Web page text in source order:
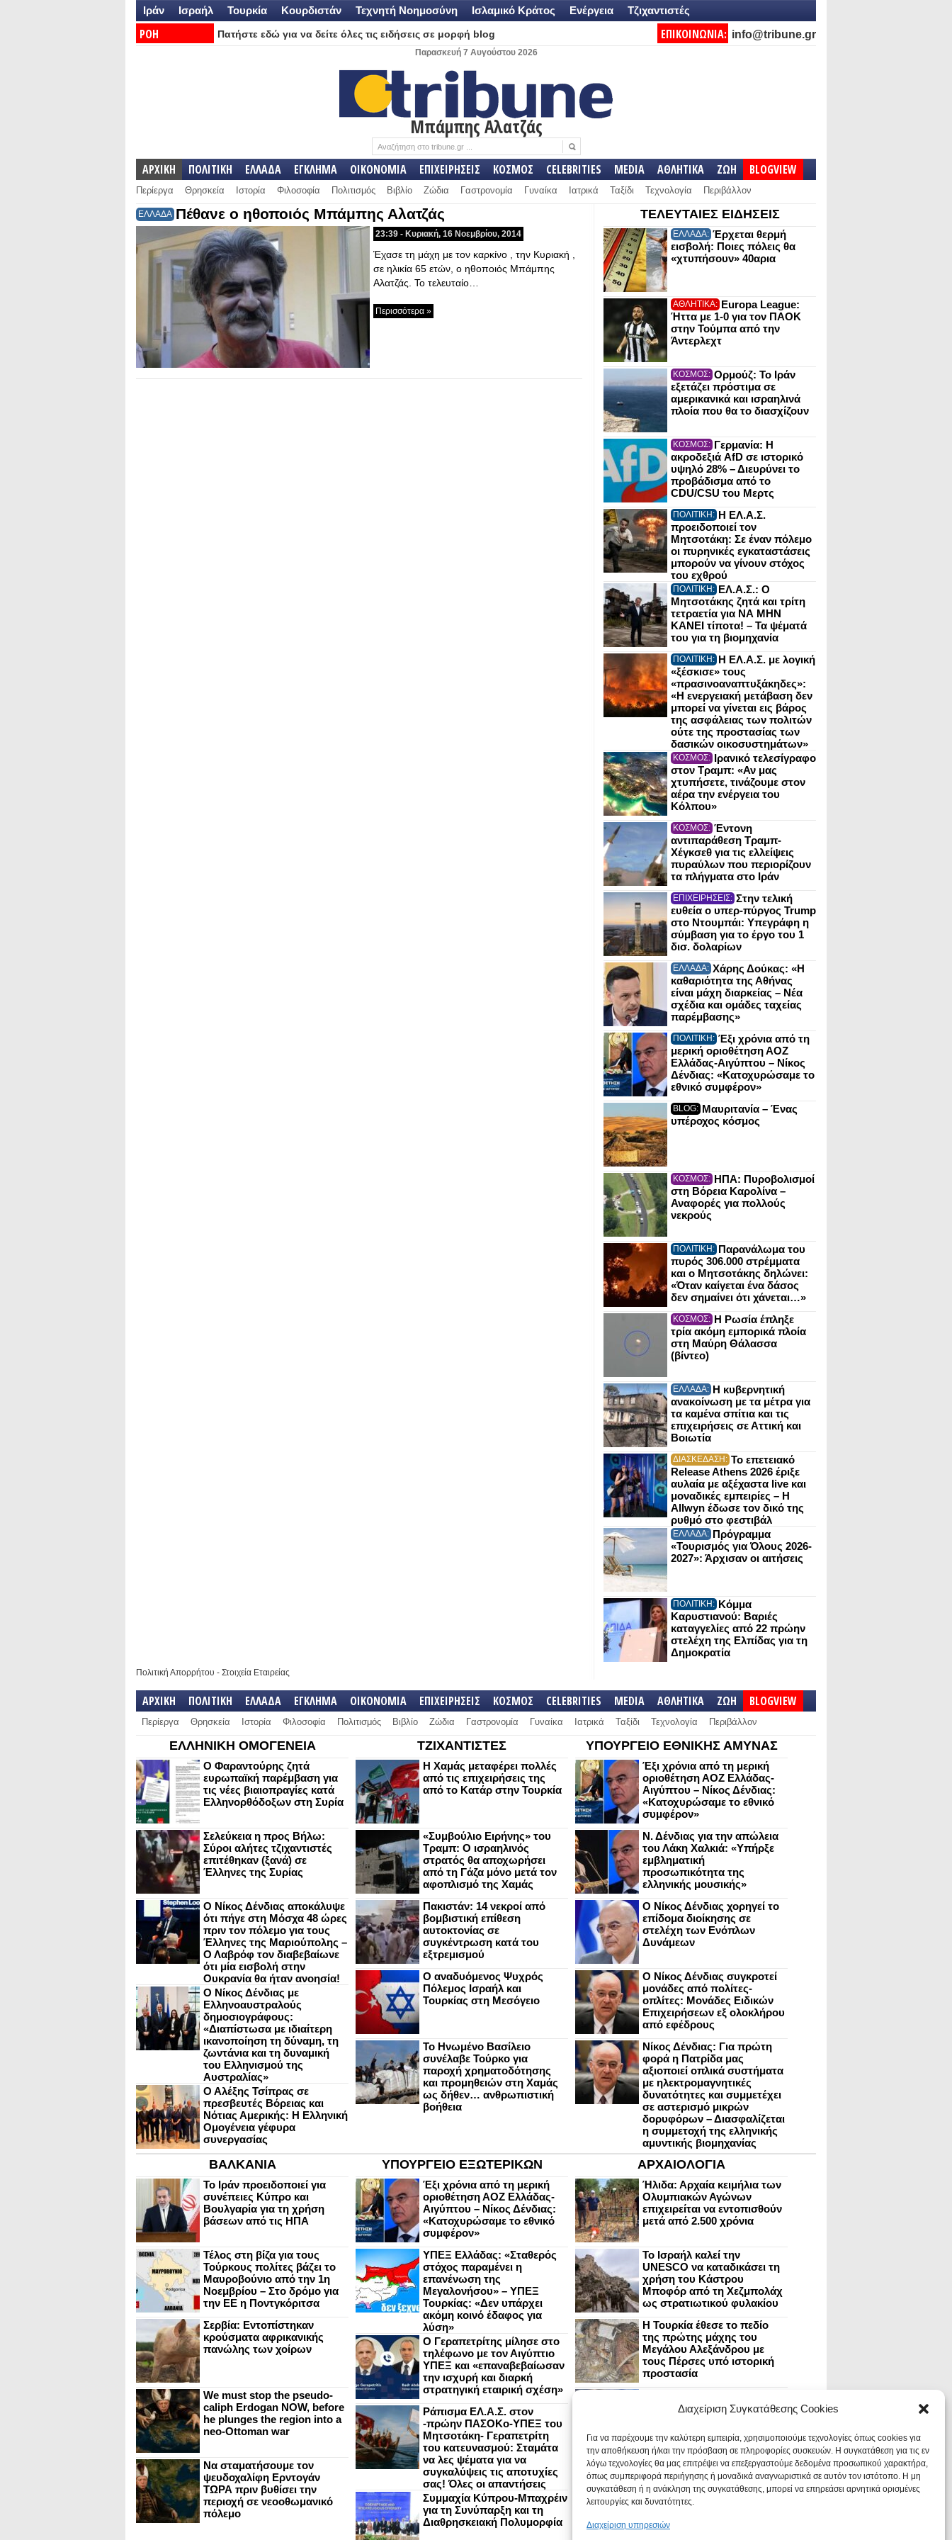
Διαχείριση Συγκατάθεσης Cookies
Για να παρέχουμε την καλύτερη εμπειρία, χρησιμοποιούμε τεχνολογίες όπως cookies για
την αποθήκευση ή/και την πρόσβαση σε πληροφορίες συσκευών. Η συγκατάθεση για τις εν
λόγω τεχνολογίες θα μας επιτρέψει να επεξεργαστούμε δεδομένα προσωπικού χαρακτήρα,
όπως συμπεριφορά περιήγησης ή μοναδικά αναγνωριστικά σε αυτόν τον ιστότοπο. Η μη
συγκατάθεση ή η ανάκληση της συγκατάθεσης, μπορεί να επηρεάσει αρνητικά ορισμένες
λειτουργίες και δυνατότητες.
Διαχείριση υπηρεσιών
Ιράν Ισραήλ Τουρκία Κουρδιστάν Τεχνητή Νοημοσύνη Ισλαμικό Κράτος Ενέργεια Τζιχαντιστές
ΡΟΗ
Πατήστε εδώ για να δείτε όλες τις ειδήσεις σε μορφή blog ΕΠΙΚΟΙΝΩΝΙΑ: info@tribune.gr
Παρασκευή 7 Αυγούστου 2026
Μπάμπης Αλατζάς
ΑΡΧΙΚΗ ΠΟΛΙΤΙΚΗ ΕΛΛΑΔΑ ΕΓΚΛΗΜΑ ΟΙΚΟΝΟΜΙΑ ΕΠΙΧΕΙΡΗΣΕΙΣ ΚΟΣΜΟΣ CELEBRITIES MEDIA ΑΘΛΗΤΙΚΑ ΖΩΗ BLOGVIEW
Περίεργα Θρησκεία Ιστορία Φιλοσοφία Πολιτισμός Βιβλίο Ζώδια Γαστρονομία Γυναίκα Ιατρικά Ταξίδι Τεχνολογία Περιβάλλον
ΕΛΛΑΔΑ Πέθανε ο ηθοποιός Μπάμπης Αλατζάς
23:39 - Κυριακή, 16 Νοεμβρίου, 2014
Έχασε τη μάχη με τον καρκίνο , την Κυριακή ,
σε ηλικία 65 ετών, ο ηθοποιός Μπάμπης
Αλατζάς. Το τελευταίο…
Περισσότερα »
ΤΕΛΕΥΤΑΙΕΣ ΕΙΔΗΣΕΙΣ
ΕΛΛΑΔΑ: Έρχεται θερμή
εισβολή: Ποιες πόλεις θα
«χτυπήσουν» 40αρια
ΑΘΛΗΤΙΚΑ: Europa League:
Ήττα με 1-0 για τον ΠΑΟΚ
στην Τούμπα από την
Άντερλεχτ
ΚΟΣΜΟΣ: Ορμούζ: Το Ιράν
εξετάζει πρόστιμα σε
αμερικανικά και ισραηλινά
πλοία που θα το διασχίζουν
ΚΟΣΜΟΣ: Γερμανία: Η
ακροδεξιά AfD σε ιστορικό
υψηλό 28% – Διευρύνει το
προβάδισμα από το
CDU/CSU του Μερτς
ΠΟΛΙΤΙΚΗ: Η ΕΛ.Α.Σ.
προειδοποιεί τον
Μητσοτάκη: Σε έναν πόλεμο
οι πυρηνικές εγκαταστάσεις
μπορούν να γίνουν στόχος
του εχθρού
ΠΟΛΙΤΙΚΗ: ΕΛ.Α.Σ.: Ο
Μητσοτάκης ζητά και τρίτη
τετραετία για ΝΑ ΜΗΝ
ΚΑΝΕΙ τίποτα! – Τα ψέματά
του για τη βιομηχανία
ΠΟΛΙΤΙΚΗ: Η ΕΛ.Α.Σ. με λογική
«ξέσκισε» τους
«πρασινοαναπτυξάκηδες»:
«Η ενεργειακή μετάβαση δεν
μπορεί να γίνεται εις βάρος
της ασφάλειας των πολιτών
ούτε της προστασίας των
δασικών οικοσυστημάτων»
ΚΟΣΜΟΣ: Ιρανικό τελεσίγραφο
στον Τραμπ: «Αν μας
χτυπήσετε, τινάζουμε στον
αέρα την ενέργεια του
Κόλπου»
ΚΟΣΜΟΣ: Έντονη
αντιπαράθεση Τραμπ-
Χέγκσεθ για τις ελλείψεις
πυραύλων που περιορίζουν
τα πλήγματα στο Ιράν
ΕΠΙΧΕΙΡΗΣΕΙΣ: Στην τελική
ευθεία ο υπερ-πύργος Trump
στο Ντουμπάι: Υπεγράφη η
σύμβαση για το έργο του 1
δισ. δολαρίων
ΕΛΛΑΔΑ: Χάρης Δούκας: «Η
καθαριότητα της Αθήνας
είναι μάχη διαρκείας – Νέα
σχέδια και ομάδες ταχείας
παρέμβασης»
ΠΟΛΙΤΙΚΗ: Έξι χρόνια από τη
μερική οριοθέτηση ΑΟΖ
Ελλάδας-Αιγύπτου – Νίκος
Δένδιας: «Κατοχυρώσαμε το
εθνικό συμφέρον»
BLOG: Μαυριτανία – Ένας
υπέροχος κόσμος
ΚΟΣΜΟΣ: ΗΠΑ: Πυροβολισμοί
στη Βόρεια Καρολίνα –
Αναφορές για πολλούς
νεκρούς
ΠΟΛΙΤΙΚΗ: Παρανάλωμα του
πυρός 306.000 στρέμματα
και ο Μητσοτάκης δηλώνει:
«Όταν καίγεται ένα δάσος
δεν σημαίνει ότι χάνεται…»
ΚΟΣΜΟΣ: Η Ρωσία έπληξε
τρία ακόμη εμπορικά πλοία
στη Μαύρη Θάλασσα
(βίντεο)
ΕΛΛΑΔΑ: Η κυβερνητική
ανακοίνωση με τα μέτρα για
τα καμένα σπίτια και τις
επιχειρήσεις σε Αττική και
Βοιωτία
ΔΙΑΣΚΕΔΑΣΗ: Το επετειακό
Release Athens 2026 έριξε
αυλαία με αξέχαστα live και
μοναδικές εμπειρίες – Η
Allwyn έδωσε τον δικό της
ρυθμό στο φεστιβάλ
ΕΛΛΑΔΑ: Πρόγραμμα
«Τουρισμός για Όλους 2026-
2027»: Άρχισαν οι αιτήσεις
ΠΟΛΙΤΙΚΗ: Κόμμα
Καρυστιανού: Βαριές
καταγγελίες από 22 πρώην
στελέχη της Ελπίδας για τη
Δημοκρατία
Πολιτική Απορρήτου - Στοιχεία Εταιρείας
ΑΡΧΙΚΗ ΠΟΛΙΤΙΚΗ ΕΛΛΑΔΑ ΕΓΚΛΗΜΑ ΟΙΚΟΝΟΜΙΑ ΕΠΙΧΕΙΡΗΣΕΙΣ ΚΟΣΜΟΣ CELEBRITIES MEDIA ΑΘΛΗΤΙΚΑ ΖΩΗ BLOGVIEW
Περίεργα Θρησκεία Ιστορία Φιλοσοφία Πολιτισμός Βιβλίο Ζώδια Γαστρονομία Γυναίκα Ιατρικά Ταξίδι Τεχνολογία Περιβάλλον
ΕΛΛΗΝΙΚΗ ΟΜΟΓΕΝΕΙΑ
Ο Φαραντούρης ζητά
ευρωπαϊκή παρέμβαση για
τις νέες βιαιοπραγίες κατά
Ελληνορθόδοξων στη Συρία
Σελεύκεια η προς Βήλω:
Σύροι αλήτες τζιχαντιστές
επιτέθηκαν (ξανά) σε
Έλληνες της Συρίας
Ο Νίκος Δένδιας αποκάλυψε
ότι πήγε στη Μόσχα 48 ώρες
πριν τον πόλεμο για τους
Έλληνες της Μαριούπολης –
Ο Λαβρόφ τον διαβεβαίωνε
ότι μία εισβολή στην
Ουκρανία θα ήταν ανοησία!
Ο Νίκος Δένδιας με
Ελληνοαυστραλούς
δημοσιογράφους:
«Διαπίστωσα με ιδιαίτερη
ικανοποίηση τη δύναμη, τη
ζωντάνια και τη δυναμική
του Ελληνισμού της
Αυστραλίας»
Ο Αλέξης Τσίπρας σε
πρεσβευτές Βόρειας και
Νότιας Αμερικής: Η Ελληνική
Ομογένεια γέφυρα
συνεργασίας
ΤΖΙΧΑΝΤΙΣΤΕΣ
Η Χαμάς μεταφέρει πολλές
από τις επιχειρήσεις της
από το Κατάρ στην Τουρκία
«Συμβούλιο Ειρήνης» του
Τραμπ: Ο ισραηλινός
στρατός θα αποχωρήσει
από τη Γάζα μόνο μετά τον
αφοπλισμό της Χαμάς
Πακιστάν: 14 νεκροί από
βομβιστική επίθεση
αυτοκτονίας σε
συγκέντρωση κατά του
εξτρεμισμού
Ο αναδυόμενος Ψυχρός
Πόλεμος Ισραήλ και
Τουρκίας στη Μεσόγειο
Το Ηνωμένο Βασίλειο
συνέλαβε Τούρκο για
παροχή χρηματοδότησης
και προμηθειών στη Χαμάς
ως δήθεν… ανθρωπιστική
βοήθεια
ΥΠΟΥΡΓΕΙΟ ΕΘΝΙΚΗΣ ΑΜΥΝΑΣ
Έξι χρόνια από τη μερική
οριοθέτηση ΑΟΖ Ελλάδας-
Αιγύπτου – Νίκος Δένδιας:
«Κατοχυρώσαμε το εθνικό
συμφέρον»
Ν. Δένδιας για την απώλεια
του Λάκη Χαλκιά: «Υπήρξε
εμβληματική
προσωπικότητα της
ελληνικής μουσικής»
Ο Νίκος Δένδιας χορηγεί το
επίδομα διοίκησης σε
στελέχη των Ενόπλων
Δυνάμεων
Ο Νίκος Δένδιας συγκροτεί
μονάδες από πολίτες-
οπλίτες: Μονάδες Ειδικών
Επιχειρήσεων εξ ολοκλήρου
από εφέδρους
Νίκος Δένδιας: Για πρώτη
φορά η Πατρίδα μας
αξιοποιεί οπλικά συστήματα
με ηλεκτρομαγνητικές
δυνατότητες και συμμετέχει
σε αστερισμό μικρών
δορυφόρων – Διασφαλίζεται
η συμμετοχή της ελληνικής
αμυντικής βιομηχανίας
ΒΑΛΚΑΝΙΑ
Το Ιράν προειδοποιεί για
συνέπειες Κύπρο και
Βουλγαρία για τη χρήση
βάσεων από τις ΗΠΑ
Τέλος στη βίζα για τους
Τούρκους πολίτες βάζει το
Μαυροβούνιο από την 1η
Νοεμβρίου – Στο δρόμο για
την ΕΕ η Ποντγκόριτσα
Σερβία: Εντοπίστηκαν
κρούσματα αφρικανικής
πανώλης των χοίρων
We must stop the pseudo-
caliph Erdogan NOW, before
he plunges the region into a
neo-Ottoman war
Να σταματήσουμε τον
ψευδοχαλίφη Ερντογάν
ΤΩΡΑ πριν βυθίσει την
περιοχή σε νεοοθωμανικό
πόλεμο
ΥΠΟΥΡΓΕΙΟ ΕΞΩΤΕΡΙΚΩΝ
Έξι χρόνια από τη μερική
οριοθέτηση ΑΟΖ Ελλάδας-
Αιγύπτου – Νίκος Δένδιας:
«Κατοχυρώσαμε το εθνικό
συμφέρον»
ΥΠΕΞ Ελλάδας: «Σταθερός
στόχος παραμένει η
επανένωση της
Μεγαλονήσου» – ΥΠΕΞ
Τουρκίας: «Δεν υπάρχει
ακόμη κοινό έδαφος για
λύση»
Ο Γεραπετρίτης μίλησε στο
τηλέφωνο με τον Αιγύπτιο
ΥΠΕΞ και «επαναβεβαίωσαν
την ισχυρή και διαρκή
στρατηγική εταιρική σχέση»
Ράπισμα ΕΛ.Α.Σ. στον
-πρώην ΠΑΣΟΚο-ΥΠΕΞ του
Μητσοτάκη- Γεραπετρίτη
του κατευνασμού: Σταμάτα
να λες ψέματα για να
συγκαλύψεις τις αποτυχίες
σας! Όλες οι απαντήσεις
Συμμαχία Κύπρου-Μπαχρέιν
για τη Συνύπαρξη και τη
Διαθρησκειακή Πολυμορφία
ΑΡΧΑΙΟΛΟΓΙΑ
Ήλιδα: Αρχαία κειμήλια των
Ολυμπιακών Αγώνων
επιχειρείται να εντοπισθούν
μετά από 2.500 χρόνια
Το Ισραήλ καλεί την
UNESCO να καταδικάσει τη
χρήση του Κάστρου
Μποφόρ από τη Χεζμπολάχ
ως στρατιωτικού φυλακίου
Η Τουρκία έθεσε το πεδίο
της πρώτης μάχης του
Μεγάλου Αλεξάνδρου με
τους Πέρσες υπό ιστορική
προστασία
ανακτόρου στην
στο Παλάτι των Δεσποτών
Οι Νεάντερταλ έκαναν
οδοντιατρικές επεμβάσεις σε
χαλασμένα δόντια, σύμφωνα
με ευρήματα